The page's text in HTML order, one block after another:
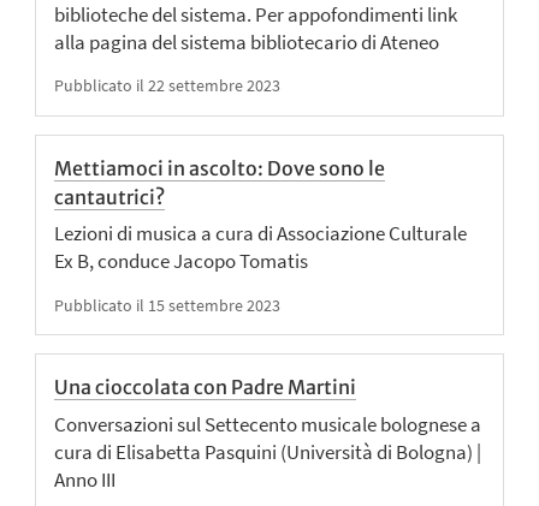
biblioteche del sistema. Per appofondimenti link
alla pagina del sistema bibliotecario di Ateneo
Pubblicato il 22 settembre 2023
Mettiamoci in ascolto: Dove sono le
cantautrici?
Lezioni di musica a cura di Associazione Culturale
Ex B, conduce Jacopo Tomatis
Pubblicato il 15 settembre 2023
Una cioccolata con Padre Martini
Conversazioni sul Settecento musicale bolognese a
cura di Elisabetta Pasquini (Università di Bologna) |
Anno III